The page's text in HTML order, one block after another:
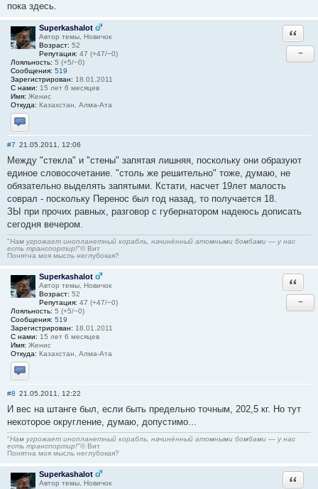
пока здесь.
Superkashalot
Автор темы, Новичок
Возраст: 52
Репутация: 47 (+47/−0)
Лояльность: 5 (+5/−0)
Сообщения: 519
Зарегистрирован: 18.01.2011
С нами: 15 лет 6 месяцев
Имя: Женис
Откуда: Казахстан, Алма-Ата
Отправить личное сообщение
−
#7 21.05.2011, 12:06
Между "стекла" и "стены" запятая лишняя, поскольку они образуют
единое словосочетание. "столь же решительно" тоже, думаю, не
обязательно выделять запятыми. Кстати, насчет 19лет малость
соврал - поскольку Перенос был год назад, то получается 18.
ЗЫ при прочих равных, разговор с губернатором надеюсь дописать
сегодня вечером.
"Нам угрожает инопланетный корабль, начинённый атомными бомбами — у нас
есть транспортир!"© Вит
Понятна моя мысль неглубокая?
Superkashalot
Автор темы, Новичок
Возраст: 52
Репутация: 47 (+47/−0)
Лояльность: 5 (+5/−0)
Сообщения: 519
Зарегистрирован: 18.01.2011
С нами: 15 лет 6 месяцев
Имя: Женис
Откуда: Казахстан, Алма-Ата
Отправить личное сообщение
−
#8 21.05.2011, 12:22
И вес на штанге был, если быть предельно точным, 202,5 кг. Но тут
некоторое округление, думаю, допустимо...
"Нам угрожает инопланетный корабль, начинённый атомными бомбами — у нас
есть транспортир!"© Вит
Понятна моя мысль неглубокая?
Superkashalot
Автор темы, Новичок